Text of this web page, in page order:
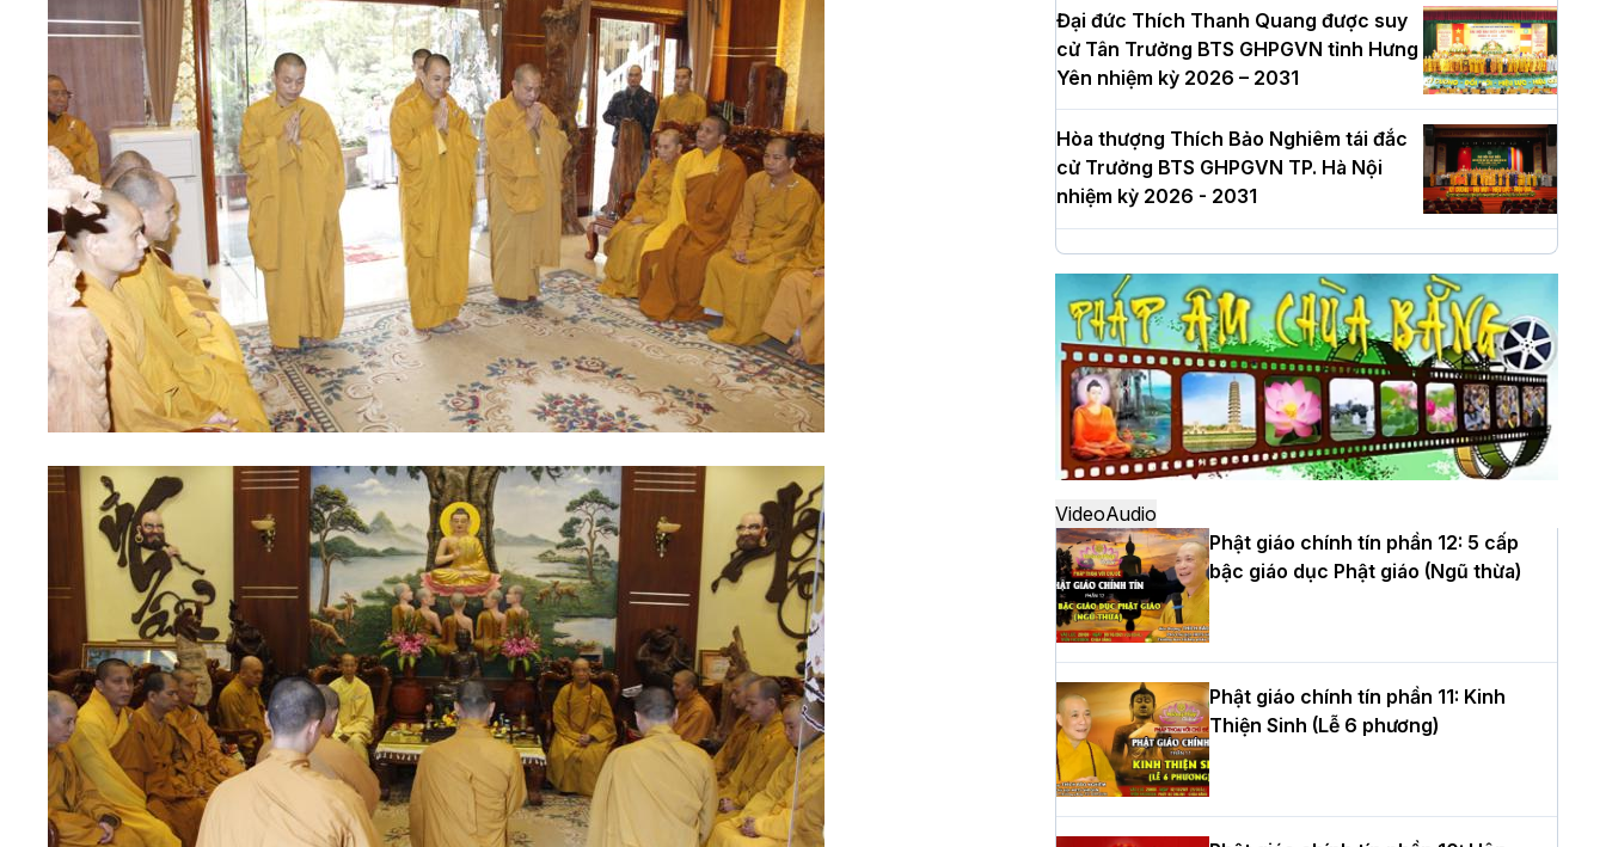
Đại đức Thích Thanh Quang được suy
cử Tân Trưởng BTS GHPGVN tỉnh Hưng
Yên nhiệm kỳ 2026 – 2031
Hòa thượng Thích Bảo Nghiêm tái đắc
cử Trưởng BTS GHPGVN TP. Hà Nội
nhiệm kỳ 2026 - 2031
Hà Nội: Long trọng lễ khởi công xây
dựng Trung tâm văn hóa Phật giáo Thủ
đô
Hà Nội: Ngày tu học cuối cùng khép lại
khóa sinh hoạt Phật pháp mùa hè lần
thứ XIV tại chùa Bằng
Học yêu thương trong ngày tu tập thứ
tư của Khóa sinh hoạt Phật pháp mùa
hè tại chùa Bằng
HT.Thích Thọ Lạc được suy cử làm tân
Trưởng BTS GHPGVN tỉnh Nghệ An
VideoAudio
Phật giáo chính tín phần 12: 5 cấp
bậc giáo dục Phật giáo (Ngũ thừa)
Phật giáo chính tín phần 11: Kinh
Thiện Sinh (Lễ 6 phương)